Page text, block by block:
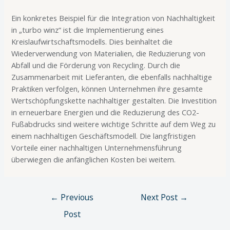
Ein konkretes Beispiel für die Integration von Nachhaltigkeit
in „turbo winz“ ist die Implementierung eines
Kreislaufwirtschaftsmodells. Dies beinhaltet die
Wiederverwendung von Materialien, die Reduzierung von
Abfall und die Förderung von Recycling. Durch die
Zusammenarbeit mit Lieferanten, die ebenfalls nachhaltige
Praktiken verfolgen, können Unternehmen ihre gesamte
Wertschöpfungskette nachhaltiger gestalten. Die Investition
in erneuerbare Energien und die Reduzierung des CO2-
Fußabdrucks sind weitere wichtige Schritte auf dem Weg zu
einem nachhaltigen Geschäftsmodell. Die langfristigen
Vorteile einer nachhaltigen Unternehmensführung
überwiegen die anfänglichen Kosten bei weitem.
← Previous
Post
Next Post →